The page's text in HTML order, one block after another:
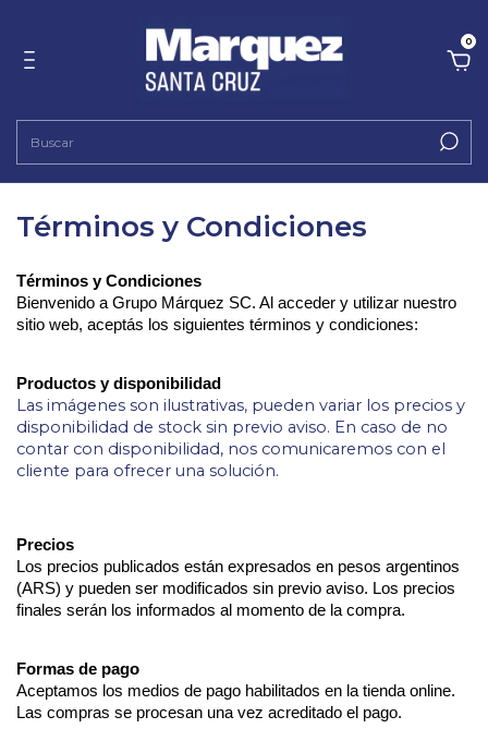
0
Términos y Condiciones
Términos y Condiciones
Bienvenido a Grupo Márquez SC. Al acceder y utilizar nuestro
sitio web, aceptás los siguientes términos y condiciones:
Productos y disponibilidad
Las imágenes son ilustrativas, pueden variar los precios y
disponibilidad de stock sin previo aviso. En caso de no
contar con disponibilidad, nos comunicaremos con el
cliente para ofrecer una solución.
Precios
Los precios publicados están expresados en pesos argentinos
(ARS) y pueden ser modificados sin previo aviso. Los precios
finales serán los informados al momento de la compra.
Formas de pago
Aceptamos los medios de pago habilitados en la tienda online.
Las compras se procesan una vez acreditado el pago.